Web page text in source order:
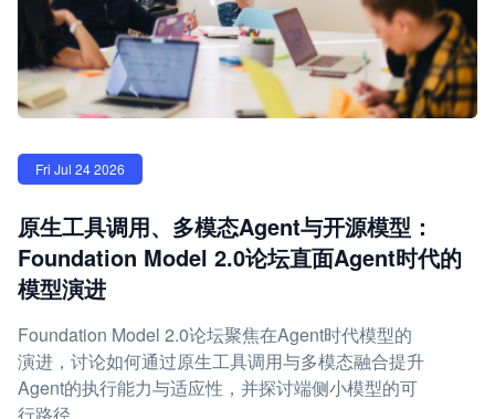
Fri Jul 24 2026
原生工具调用、多模态Agent与开源模型：
Foundation Model 2.0论坛直面Agent时代的
模型演进
Foundation Model 2.0论坛聚焦在Agent时代模型的
演进，讨论如何通过原生工具调用与多模态融合提升
Agent的执行能力与适应性，并探讨端侧小模型的可